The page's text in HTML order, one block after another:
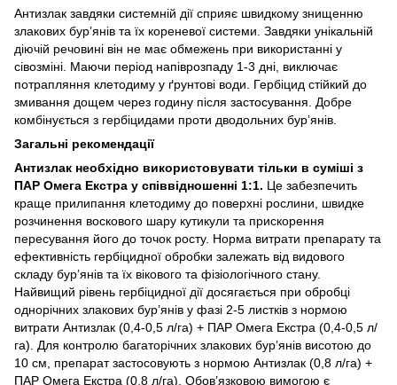
Антизлак завдяки системній дії сприяє швидкому знищенню
злакових бур’янів та їх кореневої системи. Завдяки унікальній
діючій речовині він не має обмежень при використанні у
сівозміні. Маючи період напіврозпаду 1-3 дні, виключає
потрапляння клетодиму у ґрунтові води. Гербіцид стійкий до
змивання дощем через годину після застосування. Добре
комбінується з гербіцидами проти дводольних бур’янів.
Загальні рекомендації
Антизлак необхідно використовувати тільки в суміші з
ПАР Омега Екстра у співвідношенні 1:1. Це забезпечить
краще прилипання клетодиму до поверхні рослини, швидке
розчинення воскового шару кутикули та прискорення
пересування його до точок росту. Норма витрати препарату та
ефективність гербіцидної обробки залежать від видового
складу бур’янів та їх вікового та фізіологічного стану.
Найвищий рівень гербіцидної дії досягається при обробці
однорічних злакових бур’янів у фазі 2-5 листків з нормою
витрати Антизлак (0,4-0,5 л/га) + ПАР Омега Екстра (0,4-0,5 л/
га). Для контролю багаторічних злакових бур’янів висотою до
10 см, препарат застосовують з нормою Антизлак (0,8 л/га) +
ПАР Омега Екстра (0,8 л/га). Обов’язковою вимогою є